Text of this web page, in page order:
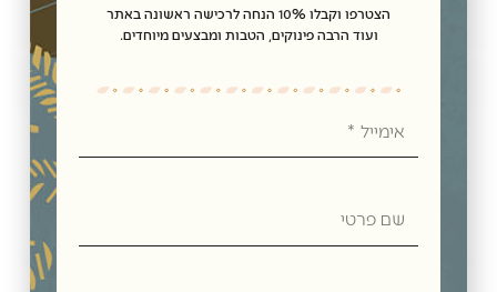
חוות דעת
מדיניות משלוחים
הצטרפו וקבלו 10% הנחה לרכישה ראשונה באתר
ועוד הרבה פינוקים, הטבות ומבצעים מיוחדים.
פרטי